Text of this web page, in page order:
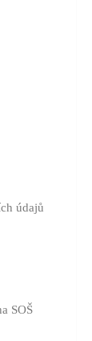
údajů
SOŠ